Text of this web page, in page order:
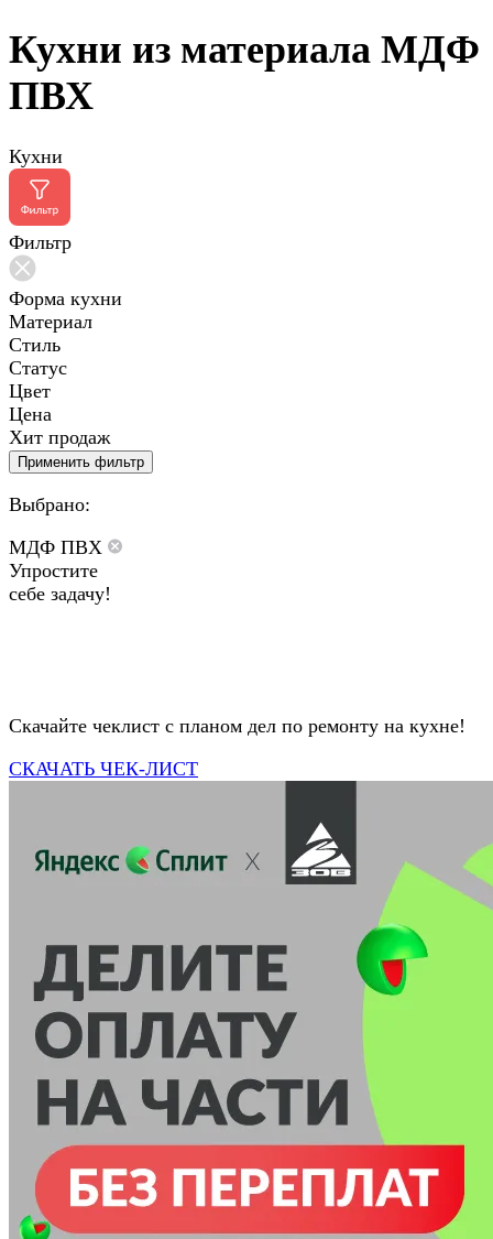
Кухни из материала МДФ
ПВХ
Кухни
Фильтр
Форма кухни
Материал
Стиль
Статус
Цвет
Цена
Хит продаж
Применить фильтр
Выбрано:
МДФ ПВХ
Упростите
себе задачу!
Скачайте чеклист с планом дел по ремонту на кухне!
СКАЧАТЬ ЧЕК-ЛИСТ